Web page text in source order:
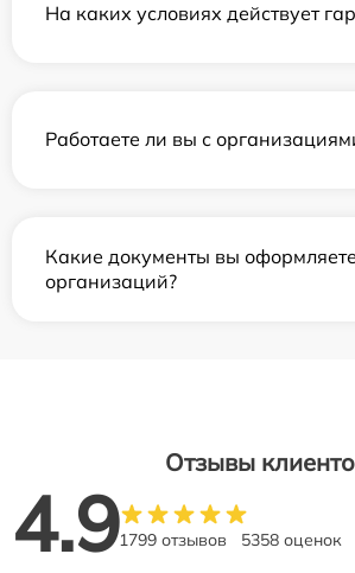
На каких условиях действует
Работаете ли вы с
Какие документы вы
организаций?
Отзывы
4.91799 отзывов 5358 оценок